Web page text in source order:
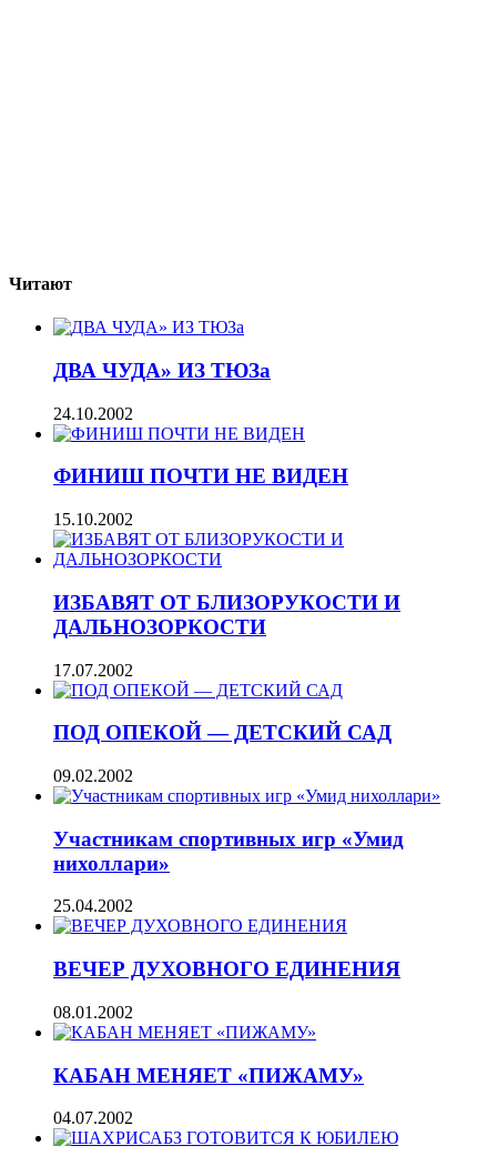
Читают
ДВА ЧУДА» ИЗ ТЮЗа
24.10.2002
ФИНИШ ПОЧТИ НЕ ВИДЕН
15.10.2002
ИЗБАВЯТ ОТ БЛИЗОРУКОСТИ И
ДАЛЬНОЗОРКОСТИ
17.07.2002
ПОД ОПЕКОЙ — ДЕТСКИЙ САД
09.02.2002
Участникам спортивных игр «Умид
нихоллари»
25.04.2002
ВЕЧЕР ДУХОВНОГО ЕДИНЕНИЯ
08.01.2002
КАБАН МЕНЯЕТ «ПИЖАМУ»
04.07.2002